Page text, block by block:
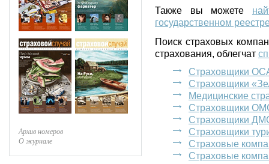
Архив номеров
О журнале
Также вы можете
государственном
Поиск страховых
страхования, облегчат
Страховщики
Страховщики
Медицинские
Страховщики
Страховщики
Страховщики
Страховые
Страховые